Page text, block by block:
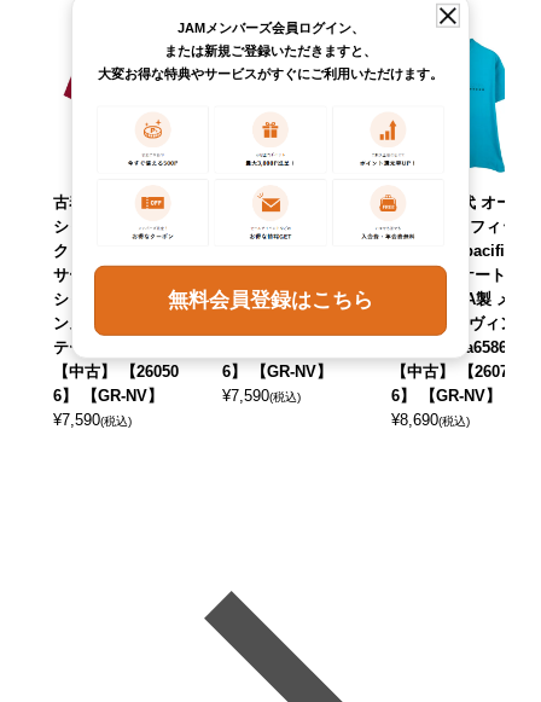
古着 90年代 オー
シャンパシフィッ
ク Ocean pacific
サーフ スケートT
シャツ USA製 メ
ンズXL相当 ヴィン
テージ /eaa640758
【中古】 【26050
6】 【GR-NV】
¥7,590(税込)
古着 ～90年代 オ
ーシャンパシフィ
Tシャツ メンズM
6】 【GR-NV】
¥7,590(税込)
古着 80年代 オー
シャンパシフィッ
ク Ocean pacific
サーフ スケートT
シャツ USA製 メ
ンズL相当 ヴィン
テージ /eaa658639
【中古】 【26072
6】 【GR-NV】
¥8,690(税込)
JAMメンバーズ会員ログイン、
または新規ご登録いただきますと、
大変お得な特典やサービスがすぐにご利用いただけます。
無料会員登録はこちら